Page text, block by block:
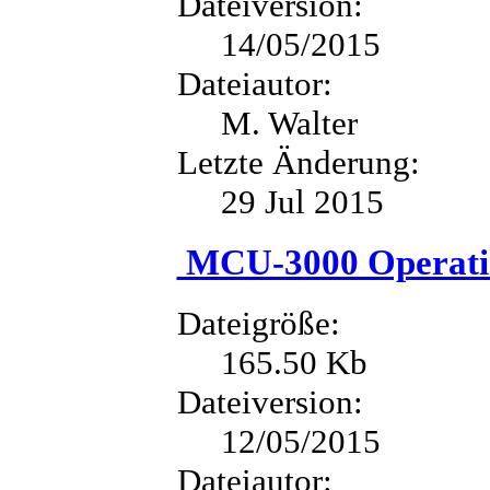
14/05/2015
Dateiautor:
M. Walter
Letzte Änderung:
29 Jul 2015
MCU-3000
Dateigröße:
165.50 Kb
Dateiversion:
12/05/2015
Dateiautor: